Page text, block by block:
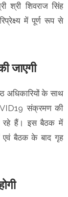
श्री शिवराज सिंह
में पूर्ण रूप से
जाएगी
अधिकारियों के साथ
संक्रमण की
रहे हैं। इस बैठक में
एवं बैठक के बाद गृह